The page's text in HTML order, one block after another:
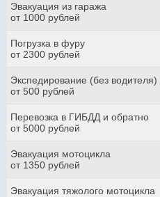
Эвакуация из гаража
от 1000 рублей
Погрузка в фуру
от 2300 рублей
Экспедирование (без водителя)
от 500 рублей
Перевозка в ГИБДД и обратно
от 5000 рублей
Эвакуация мотоцикла
от 1350 рублей
Эвакуация тяжолого мотоцикла